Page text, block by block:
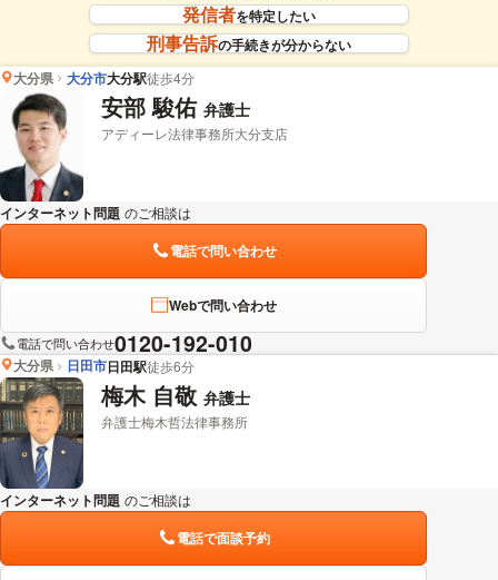
発信者を特定したい
刑事告訴の手続きが分からない
大分県
大分市大分駅徒歩4分
安部 駿佑 弁護士
アディーレ法律事務所大分支店
インターネット問題 のご相談は
電話で問い合わせ
Webで問い合わせ
電話で問い合わせ0120-192-010
大分県 日田市日田駅徒歩6分
梅木 自敬 弁護士
弁護士梅木哲法律事務所
インターネット問題 のご相談は
電話で面談予約